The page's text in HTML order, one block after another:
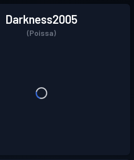
Darkness2005
(Poissa)